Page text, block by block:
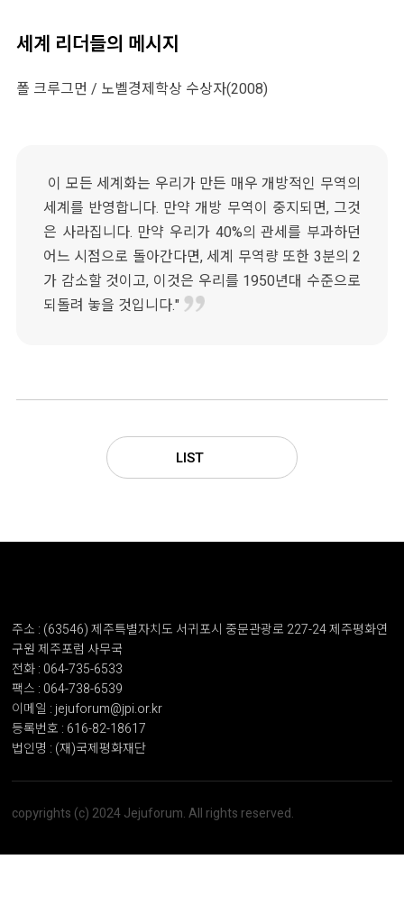
세계 리더들의 메시지
폴 크루그먼 / 노벨경제학상 수상자(2008)
이 모든 세계화는 우리가 만든 매우 개방적인 무역의
세계를 반영합니다. 만약 개방 무역이 중지되면, 그것
은 사라집니다. 만약 우리가 40%의 관세를 부과하던
어느 시점으로 돌아간다면, 세계 무역량 또한 3분의 2
가 감소할 것이고, 이것은 우리를 1950년대 수준으로
되돌려 놓을 것입니다."
LIST
주소 : (63546) 제주특별자치도 서귀포시 중문관광로 227-24 제주평화연
구원 제주포럼 사무국
전화 : 064-735-6533
팩스 : 064-738-6539
이메일 : jejuforum@jpi.or.kr
등록번호 : 616-82-18617
법인명 : (재)국제평화재단
copyrights (c) 2024 Jejuforum. All rights reserved.